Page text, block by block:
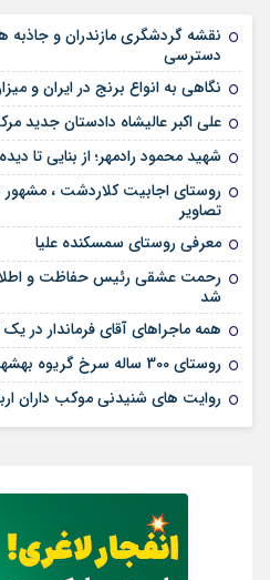
دسترسی
نگاهی به انواع برنج در ایران و
علی‌ اکبر عالیشاه دادستان جدید
شهید محمود رادمهر؛ از بنایی تا
روستای اجابیت کلاردشت ، مشهور
تصاویر
معرفی روستای سمسکنده علیا
رحمت عشقی رئیس حفاظت و
شد
همه ماجراهای آقای فرماندار در یک
روستای 300 ساله سرخ ‌گریوه بهشهر با اهالی کردستان + تصاویر
روایت های شنیدنی موکب داران